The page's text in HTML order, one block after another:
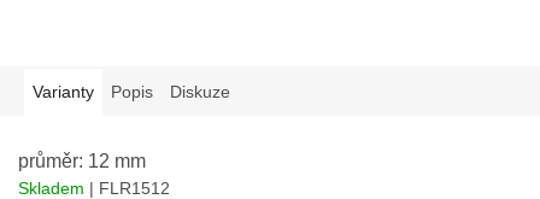
Varianty Popis Diskuze
průměr: 12 mm
Skladem | FLR1512